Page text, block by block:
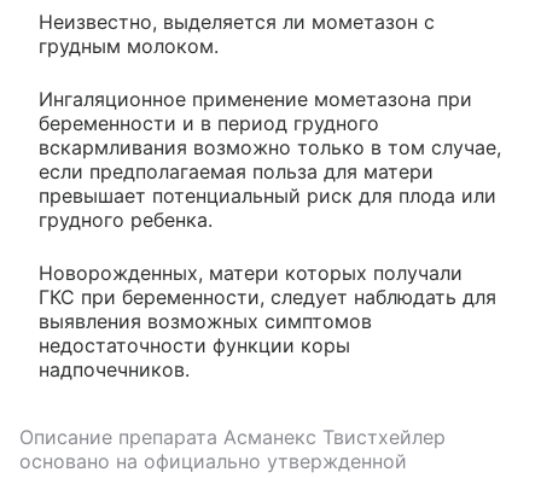
Неизвестно, выделяется ли мометазон с
грудным молоком.
Ингаляционное применение мометазона при
беременности и в период грудного
вскармливания возможно только в том случае,
если предполагаемая польза для матери
превышает потенциальный риск для плода или
грудного ребенка.
Новорожденных, матери которых получали
ГКС при беременности, следует наблюдать для
выявления возможных симптомов
недостаточности функции коры
надпочечников.
Описание препарата Асманекс Твистхейлер
основано на официально утвержденной